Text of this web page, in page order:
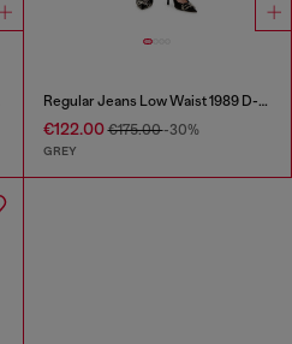
Regular Jeans Low Waist 1989 D-Mine
€122.00€175.00-30%
GREY